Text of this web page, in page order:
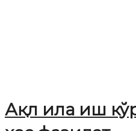
Ақл ила иш